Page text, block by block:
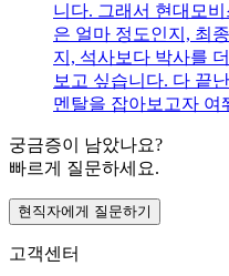
니다. 그래서 현대모
은 얼마 정도인지, 최
지, 석사보다 박사를
보고 싶습니다. 다 끝
멘탈을 잡아보고자 여
궁금증이 남았나요?
빠르게 질문하세요.
현직자에게 질문하기
고객센터